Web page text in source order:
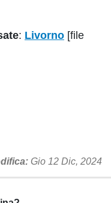
: Livorno [file
Gio 12 Dic, 2024